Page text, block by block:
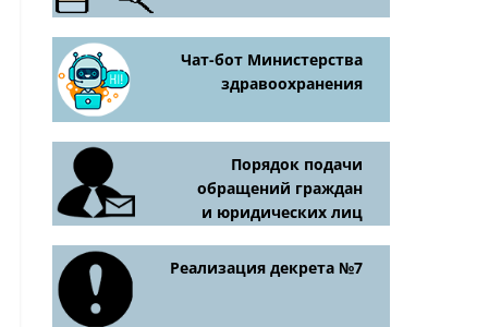
Чат-бот Министерства
здравоохранения
Порядок подачи
обращений граждан
и юридических лиц
Реализация декрета №7